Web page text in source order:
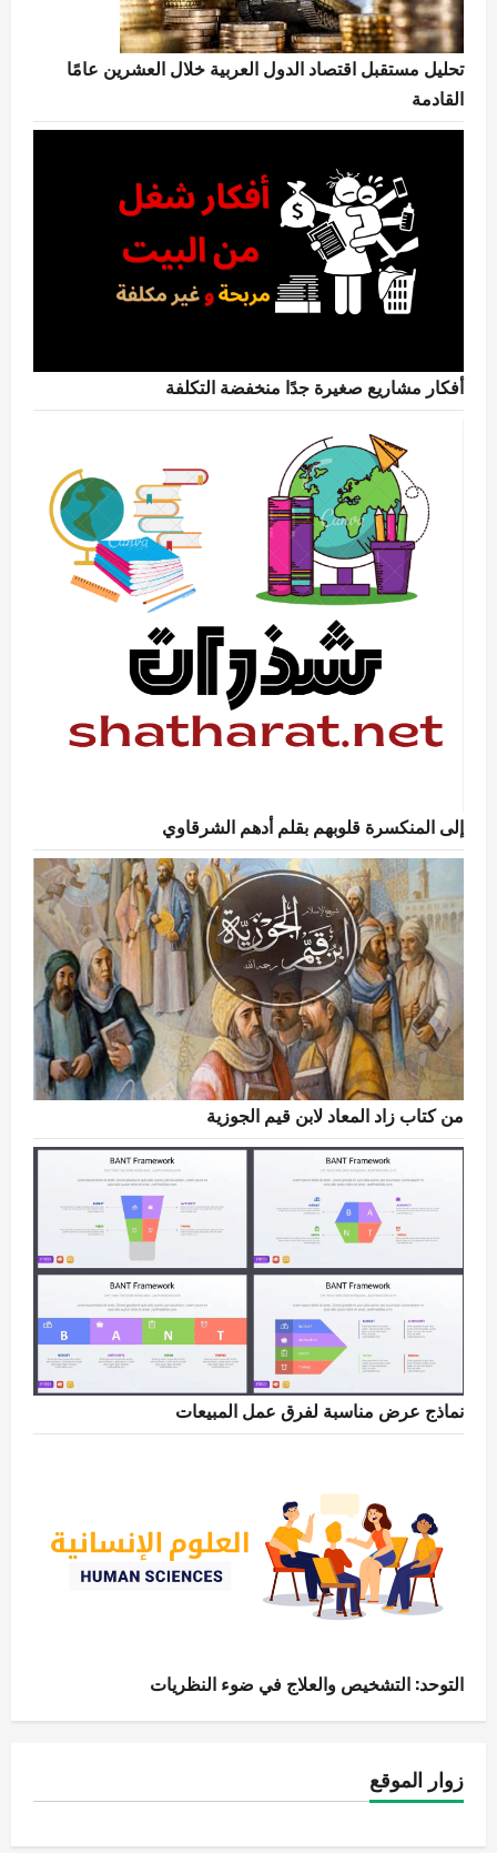
تحليل مستقبل اقتصاد الدول العربية خلال العشرين عامًا
القادمة
أفكار مشاريع صغيرة جدًا منخفضة التكلفة
إلى المنكسرة قلوبهم بقلم أدهم الشرقاوي
من كتاب زاد المعاد لابن قيم الجوزية
نماذج عرض مناسبة لفرق عمل المبيعات
التوحد: التشخيص والعلاج في ضوء النظريات
زوار الموقع